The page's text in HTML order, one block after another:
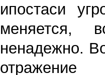
ипостаси
меняется,
ненадежно.